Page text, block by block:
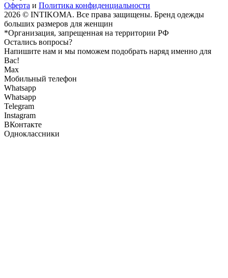
Оферта и Политика конфиденциальности
2026 © INTIKOMA. Все права защищены. Бренд одежды
больших размеров для женщин
*Организация, запрещенная на территории РФ
Остались вопросы?
Напишите нам и мы поможем подобрать наряд именно для
Вас!
Max
Мобильный телефон
Whatsapp
Whatsapp
Telegram
Instagram
ВКонтакте
Одноклассники